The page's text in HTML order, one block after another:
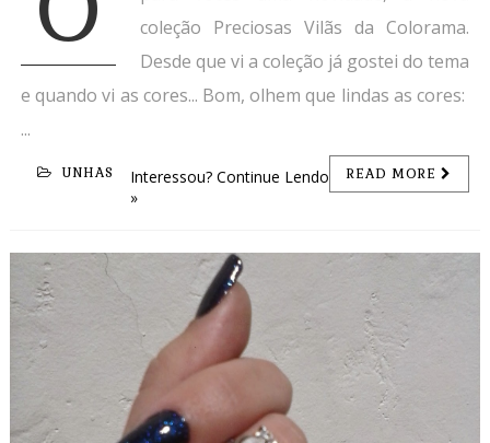
coleção Preciosas Vilãs da Colorama.
Desde que vi a coleção já gostei do tema
e quando vi as cores... Bom, olhem que lindas as cores:
...
UNHAS READ MORE
Interessou? Continue Lendo
»